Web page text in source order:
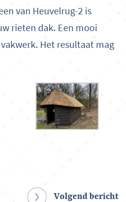
van Heuvelrug-2 is
rieten dak. Een mooi
Het resultaat mag
Volgend bericht